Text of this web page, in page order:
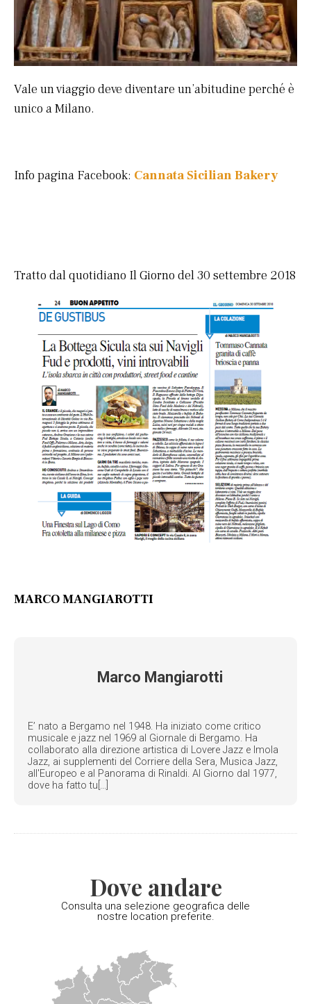
Vale un viaggio deve diventare un’abitudine perché è
unico a Milano.
Info pagina Facebook: Cannata Sicilian Bakery
Tratto dal quotidiano Il Giorno del 30 settembre 2018
MARCO MANGIAROTTI
Marco Mangiarotti
E’ nato a Bergamo nel 1948. Ha iniziato come critico
musicale e jazz nel 1969 al Giornale di Bergamo. Ha
collaborato alla direzione artistica di Lovere Jazz e Imola
Jazz, ai supplementi del Corriere della Sera, Musica Jazz,
all'Europeo e al Panorama di Rinaldi. Al Giorno dal 1977,
dove ha fatto tu[...]
Dove andare
Consulta una selezione geografica delle
nostre location preferite.